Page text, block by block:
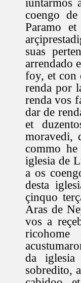
iuntarmos
coengo
Paramo
suas
arrendado
foy, et con
renda por
renda vos
dar de
et
moravedi,
commo he
iglesia de
a os
desta
çinquo
Aras de
vos a
da iglesia
sobredito,